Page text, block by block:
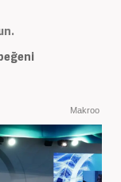
Makroo